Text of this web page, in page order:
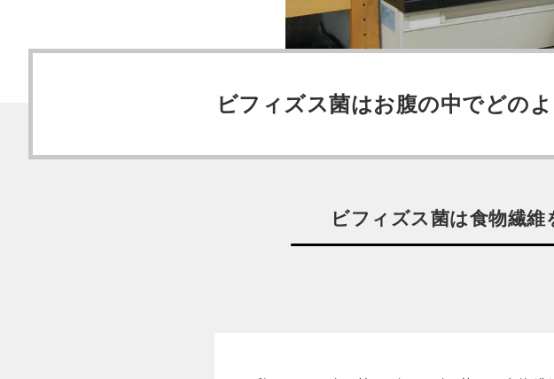
ビフィズス菌はお腹の中でどの
ビフィズス菌は食物繊